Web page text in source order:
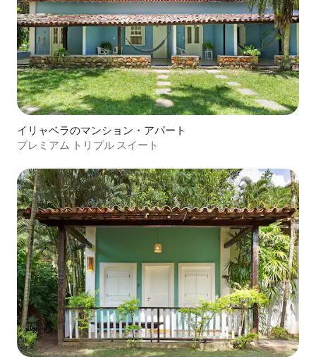
イリャベラのマンション・アパート
プレミアム トリプル スイート